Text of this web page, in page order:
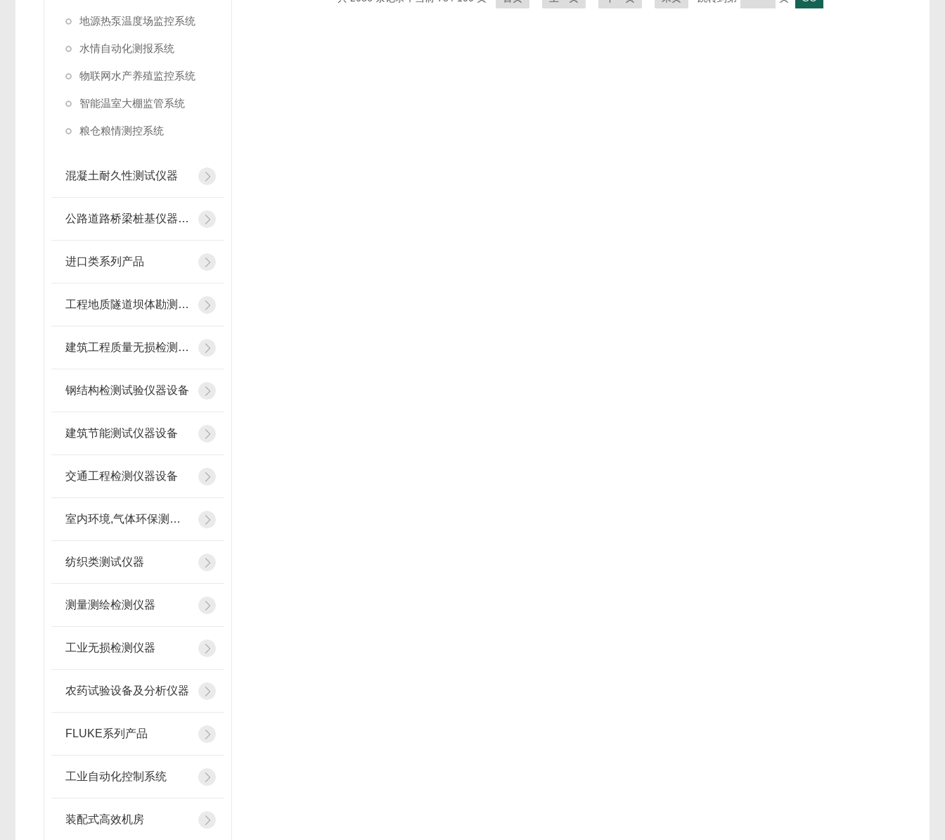
地源热泵温度场监控系统
水情自动化测报系统
物联网水产养殖监控系统
智能温室大棚监管系统
粮仓粮情测控系统
混凝土耐久性测试仪器
公路道路桥梁桩基仪器设备
进口类系列产品
工程地质隧道坝体勘测仪器
建筑工程质量无损检测仪器
钢结构检测试验仪器设备
建筑节能测试仪器设备
交通工程检测仪器设备
室内环境,气体环保测试仪器
纺织类测试仪器
测量测绘检测仪器
工业无损检测仪器
农药试验设备及分析仪器
FLUKE系列产品
工业自动化控制系统
装配式高效机房